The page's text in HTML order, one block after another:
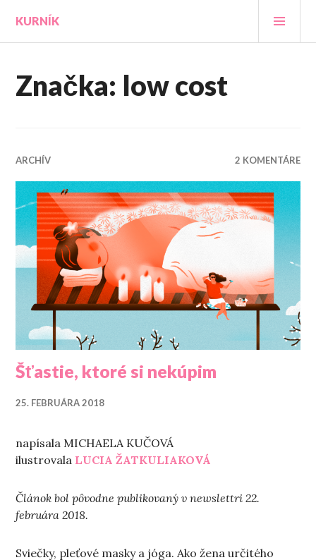
obsah
KURNÍK
Značka: low cost
ARCHÍV 2 KOMENTÁRE
Šťastie, ktoré si nekúpim
25. FEBRUÁRA 2018
napísala MICHAELA KUČOVÁ
ilustrovala LUCIA ŽATKULIAKOVÁ
Článok bol pôvodne publikovaný v newslettri 22.
februára 2018.
Sviečky, pleťové masky a jóga. Ako žena určitého